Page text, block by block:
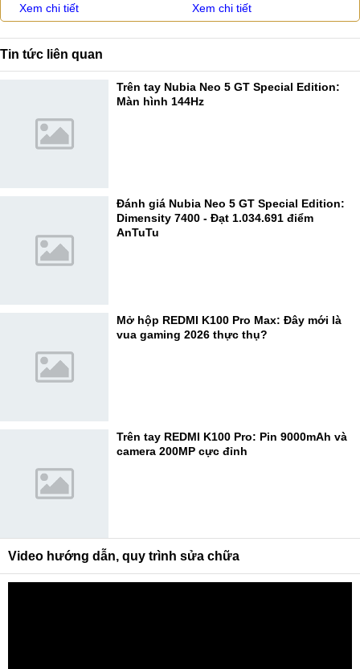
Xem chi tiết Xem chi tiết
Tin tức liên quan
Trên tay Nubia Neo 5 GT Special Edition:
Màn hình 144Hz
Đánh giá Nubia Neo 5 GT Special Edition:
Dimensity 7400 - Đạt 1.034.691 điểm
AnTuTu
Mở hộp REDMI K100 Pro Max: Đây mới là
vua gaming 2026 thực thụ?
Trên tay REDMI K100 Pro: Pin 9000mAh và
camera 200MP cực đỉnh
Video hướng dẫn, quy trình sửa chữa